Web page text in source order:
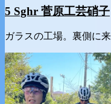
5 Sghr 菅原工芸硝子
ガラスの工場。裏側に